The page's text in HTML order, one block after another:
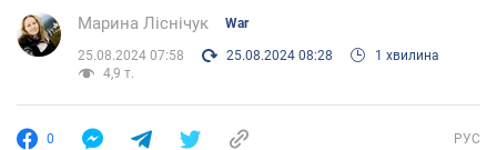
Марина Ліснічук War
25.08.2024 07:58 25.08.2024 08:28
1 хвилина
4,9 т.
0 РУС